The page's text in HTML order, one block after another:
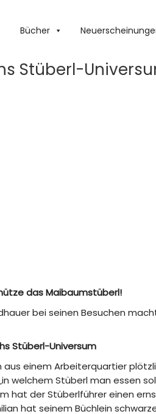
Bücher
Stüberl-
das Maibaumstüberl!
bei seinen Besuchen
Stüberl-Universum
einem Arbeiterquartier
welchem Stüberl man essen
der Stüberlführer einen
hat seinem Büchlein